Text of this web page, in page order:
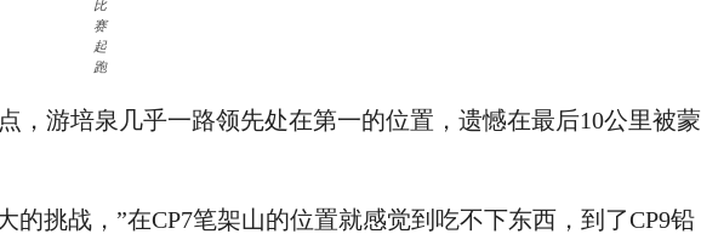
比
赛
起
跑
，游培泉几乎一路领先处在第一的位置，遗憾在最后10公里被蒙
挑战，”在CP7笔架山的位置就感觉到吃不下东西，到了CP9铅